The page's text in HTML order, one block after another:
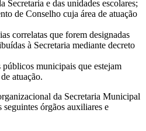
Secretaria e das unidades escolares;
de Conselho cuja área de atuação
correlatas que forem designadas
à Secretaria mediante decreto
municipais que estejam
atuação.
da Secretaria Municipal
órgãos auxiliares e